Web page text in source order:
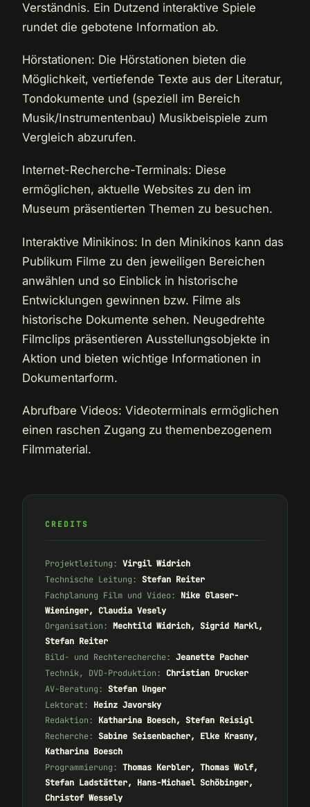
Verständnis. Ein Dutzend interaktive Spiele
rundet die gebotene Information ab.
Hörstationen: Die Hörstationen bieten die
Möglichkeit, vertiefende Texte aus der Literatur,
Tondokumente und (speziell im Bereich
Musik/Instrumentenbau) Musikbeispiele zum
Vergleich abzurufen.
Internet-Recherche-Terminals: Diese
ermöglichen, aktuelle Websites zu den im
Museum präsentierten Themen zu besuchen.
Interaktive Minikinos: In den Minikinos kann das
Publikum Filme zu den jeweiligen Bereichen
anwählen und so Einblick in historische
Entwicklungen gewinnen bzw. Filme als
historische Dokumente sehen. Neugedrehte
Filmclips präsentieren Ausstellungsobjekte in
Aktion und bieten wichtige Informationen in
Dokumentarform.
Abrufbare Videos: Videoterminals ermöglichen
einen raschen Zugang zu themenbezogenem
Filmmaterial.
CREDITS
Projektleitung: Virgil Widrich
Technische Leitung: Stefan Reiter
Fachplanung Film und Video:
Nike Glaser-
Wieninger, Claudia Vesely
Organisation: Mechtild Widrich, Sigrid Markl,
Stefan Reiter
Bild- und Rechterecherche: Jeanette Pacher
Technik, DVD-Produktion:
Christian Drucker
AV-Beratung: Stefan Unger
Lektorat:
Heinz Javorsky
Redaktion:
Katharina Boesch, Stefan Reisigl
Recherche: Sabine Seisenbacher, Elke Krasny,
Katharina Boesch
Programmierung: Thomas Kerbler, Thomas Wolf,
Stefan Ladstätter, Hans-Michael Schöbinger,
Christof Wessely